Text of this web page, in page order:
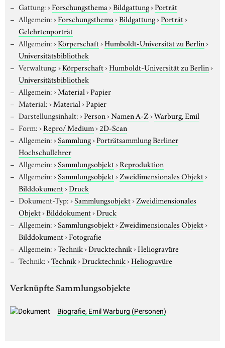
Gattung:›Forschungsthema›Bildgattung›Porträt
Allgemein:›Forschungsthema›Bildgattung›Porträt›
Gelehrtenporträt
Allgemein:›Körperschaft›Humboldt-Universität zu Berlin›
Universitätsbibliothek
Verwaltung:›Körperschaft›Humboldt-Universität zu Berlin›
Universitätsbibliothek
Allgemein:›Material›Papier
Material:›Material›Papier
Darstellungsinhalt:›Person›Namen A-Z›Warburg, Emil
Form:›Repro/ Medium›2D-Scan
Allgemein:›Sammlung›Porträtsammlung Berliner
Hochschullehrer
Allgemein:›Sammlungsobjekt›Reproduktion
Allgemein:›Sammlungsobjekt›Zweidimensionales Objekt›
Bilddokument›Druck
Dokument-Typ:›Sammlungsobjekt›Zweidimensionales
Objekt›Bilddokument›Druck
Allgemein:›Sammlungsobjekt›Zweidimensionales Objekt›
Bilddokument›Fotografie
Allgemein:›Technik›Drucktechnik›Heliogravüre
Technik:›Technik›Drucktechnik›Heliogravüre
Verknüpfte Sammlungsobjekte
Biografie, Emil Warburg (Personen)